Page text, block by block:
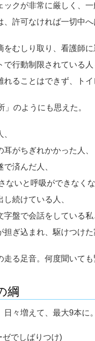
クが非常に厳しく、
許可なければ一切中へ
むしり取り、看護師
行動制限されている人
ることはできず、ト
」のようにも思えた。
がちぎれかかった人、
済んだ人、
ないと呼吸ができなくな
続けている人、
字盤で会話をしている
ぎ込まれ、駆けつけ
る足音。何度聞いて
綱
々増えて、最大9本に。
でしばりつけ)